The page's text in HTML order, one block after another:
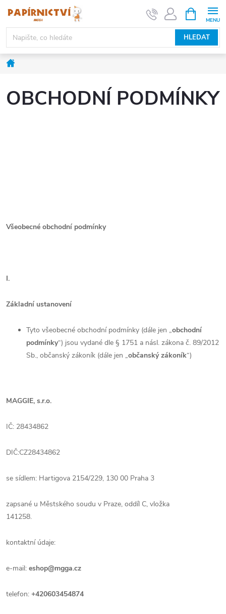
obsah
HLEDAT
NÁKUPNÍ
KOŠÍK
Domů
OBCHODNÍ PODMÍNKY
Všeobecné obchodní podmínky
I.
Základní ustanovení
Tyto všeobecné obchodní podmínky (dále jen „obchodní
podmínky“) jsou vydané dle § 1751 a násl. zákona č. 89/2012
Sb., občanský zákoník (dále jen „občanský zákoník“)
MAGGIE, s.r.o.
IČ: 28434862
DIČ:CZ28434862
se sídlem: Hartigova 2154/229, 130 00 Praha 3
zapsané u Městského soudu v Praze, oddíl C, vložka
141258.
kontaktní údaje:
e-mail: eshop@mgga.cz
telefon: +420603454874